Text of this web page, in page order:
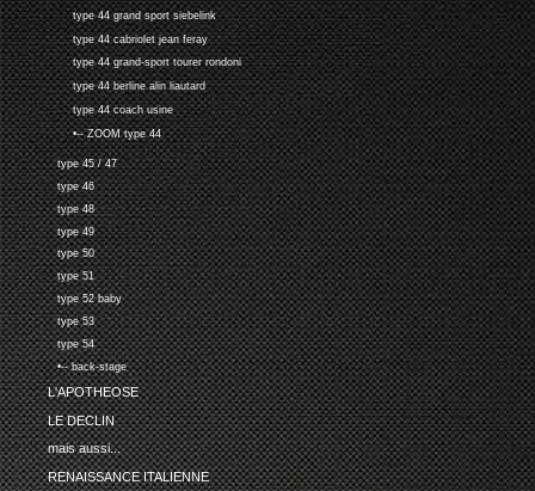
type 44 grand sport siebelink
type 44 cabriolet jean feray
type 44 grand-sport tourer rondoni
type 44 berline alin liautard
type 44 coach usine
•-- ZOOM type 44
type 45 / 47
type 46
type 48
type 49
type 50
type 51
type 52 baby
type 53
type 54
•-- back-stage
L'APOTHEOSE
LE DECLIN
mais aussi...
RENAISSANCE ITALIENNE